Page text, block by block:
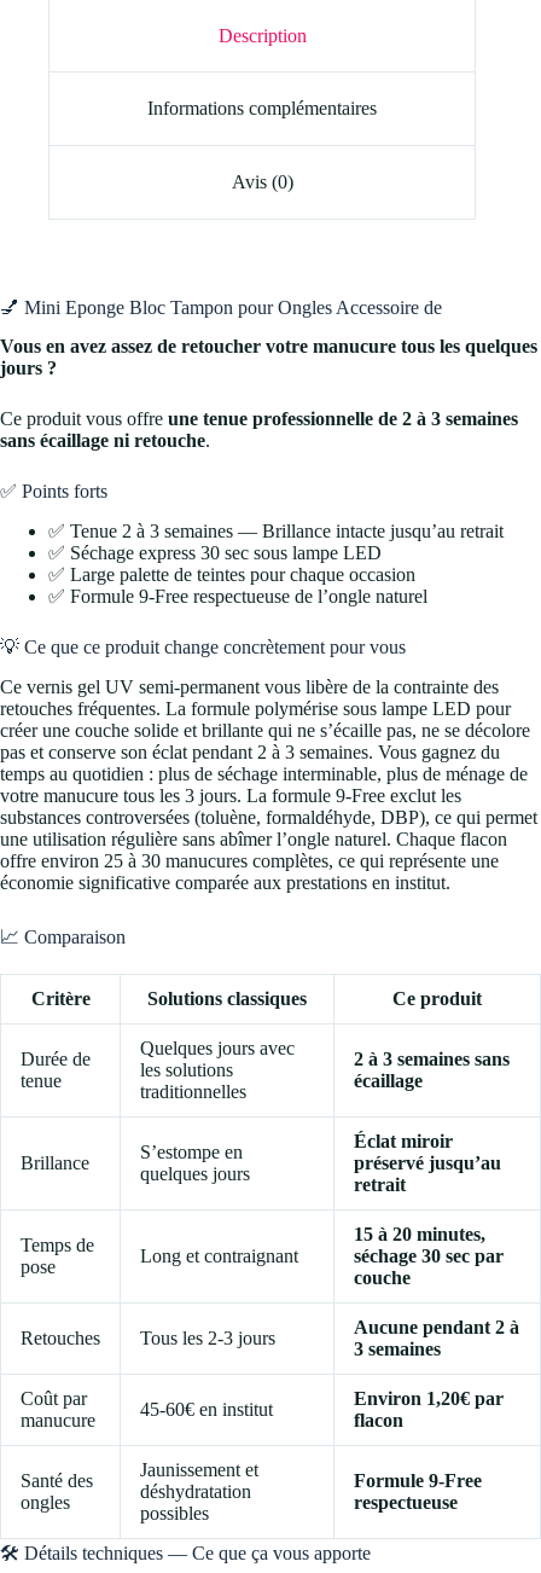
Description
Informations complémentaires
Avis (0)
💅 Mini Eponge Bloc Tampon pour Ongles Accessoire de
Vous en avez assez de retoucher votre manucure tous les quelques
jours ?
Ce produit vous offre une tenue professionnelle de 2 à 3 semaines
sans écaillage ni retouche.
✅ Points forts
✅ Tenue 2 à 3 semaines — Brillance intacte jusqu’au retrait
✅ Séchage express 30 sec sous lampe LED
✅ Large palette de teintes pour chaque occasion
✅ Formule 9-Free respectueuse de l’ongle naturel
💡 Ce que ce produit change concrètement pour vous
Ce vernis gel UV semi-permanent vous libère de la contrainte des
retouches fréquentes. La formule polymérise sous lampe LED pour
créer une couche solide et brillante qui ne s’écaille pas, ne se décolore
pas et conserve son éclat pendant 2 à 3 semaines. Vous gagnez du
temps au quotidien : plus de séchage interminable, plus de ménage de
votre manucure tous les 3 jours. La formule 9-Free exclut les
substances controversées (toluène, formaldéhyde, DBP), ce qui permet
une utilisation régulière sans abîmer l’ongle naturel. Chaque flacon
offre environ 25 à 30 manucures complètes, ce qui représente une
économie significative comparée aux prestations en institut.
📈 Comparaison
Critère Solutions classiques Ce produit
Durée de
tenue
Quelques jours avec
les solutions
traditionnelles
2 à 3 semaines sans
écaillage
Brillance
S’estompe en
quelques jours
Éclat miroir
préservé jusqu’au
retrait
Temps de
pose
Long et contraignant
15 à 20 minutes,
séchage 30 sec par
couche
Retouches Tous les 2-3 jours
Aucune pendant 2 à
3 semaines
Coût par
manucure
45-60€ en institut
Environ 1,20€ par
flacon
Santé des
ongles
Jaunissement et
déshydratation
possibles
Formule 9-Free
respectueuse
🛠️ Détails techniques — Ce que ça vous apporte